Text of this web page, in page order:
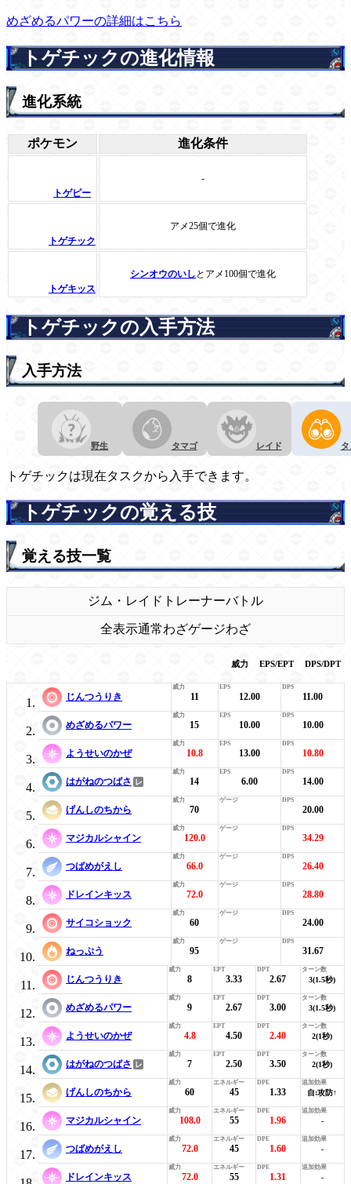
めざめるパワーの詳細はこちら
トゲチックの進化情報
進化系統
ポケモン 進化条件
トゲピー
-
トゲチック
アメ25個で進化
トゲキッス
シンオウのいし とアメ100個で進化
トゲチックの入手方法
入手方法
野生 タマゴ レイド
トゲチックは現在タスクから入手できます。
トゲチックの覚える技
覚える技一覧
ジム・レイド トレーナーバトル
全表示通常わざゲージわざ
威力 EPS/EPT DPS/DPT
じんつうりき 11 12.00 11.00
めざめるパワー 15 10.00 10.00
ようせいのかぜ 10.8 13.00 10.80
はがねのつばさ 14 6.00 14.00
げんしのちから 70 20.00
マジカルシャイン 120.0 34.29
つばめがえし 66.0 26.40
ドレインキッス 72.0 28.80
サイコショック 60 24.00
ねっぷう 95 31.67
じんつうりき 8 3.33 2.67 3(1.5秒)
めざめるパワー 9 2.67 3.00 3(1.5秒)
ようせいのかぜ 4.8 4.50 2.40 2(1秒)
はがねのつばさ 7 2.50 3.50 2(1秒)
げんしのちから 60 45 1.33 自:攻防↑
マジカルシャイン 108.0 55 1.96 -
つばめがえし 72.0 45 1.60 -
ドレインキッス 72.0 55 1.31 -